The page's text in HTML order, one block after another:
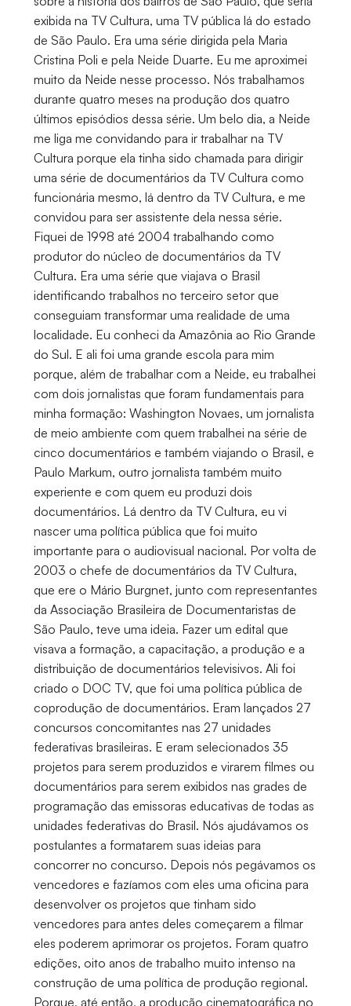
exibida na TV Cultura, uma TV pública lá do estado
de São Paulo. Era uma série dirigida pela Maria
Cristina Poli e pela Neide Duarte. Eu me aproximei
muito da Neide nesse processo. Nós trabalhamos
durante quatro meses na produção dos quatro
últimos episódios dessa série. Um belo dia, a Neide
me liga me convidando para ir trabalhar na TV
Cultura porque ela tinha sido chamada para dirigir
uma série de documentários da TV Cultura como
funcionária mesmo, lá dentro da TV Cultura, e me
convidou para ser assistente dela nessa série.
Fiquei de 1998 até 2004 trabalhando como
produtor do núcleo de documentários da TV
Cultura. Era uma série que viajava o Brasil
identificando trabalhos no terceiro setor que
conseguiam transformar uma realidade de uma
localidade. Eu conheci da Amazônia ao Rio Grande
do Sul. E ali foi uma grande escola para mim
porque, além de trabalhar com a Neide, eu trabalhei
com dois jornalistas que foram fundamentais para
minha formação: Washington Novaes, um jornalista
de meio ambiente com quem trabalhei na série de
cinco documentários e também viajando o Brasil, e
Paulo Markum, outro jornalista também muito
experiente e com quem eu produzi dois
documentários. Lá dentro da TV Cultura, eu vi
nascer uma política pública que foi muito
importante para o audiovisual nacional. Por volta de
2003 o chefe de documentários da TV Cultura,
que ere o Mário Burgnet, junto com representantes
da Associação Brasileira de Documentaristas de
São Paulo, teve uma ideia. Fazer um edital que
visava a formação, a capacitação, a produção e a
distribuição de documentários televisivos. Ali foi
criado o DOC TV, que foi uma política pública de
coprodução de documentários. Eram lançados 27
concursos concomitantes nas 27 unidades
federativas brasileiras. E eram selecionados 35
projetos para serem produzidos e virarem filmes ou
documentários para serem exibidos nas grades de
programação das emissoras educativas de todas as
unidades federativas do Brasil. Nós ajudávamos os
postulantes a formatarem suas ideias para
concorrer no concurso. Depois nós pegávamos os
vencedores e fazíamos com eles uma oficina para
desenvolver os projetos que tinham sido
vencedores para antes deles começarem a filmar
eles poderem aprimorar os projetos. Foram quatro
edições, oito anos de trabalho muito intenso na
construção de uma política de produção regional.
Porque, até então, a produção cinematográfica no